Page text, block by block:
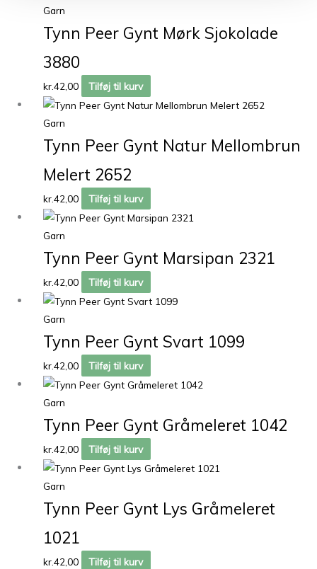
Garn
Tynn Peer Gynt Mørk Sjokolade
3880
kr.42,00 Tilføj til kurv
Garn
Tynn Peer Gynt Natur Mellombrun
Melert 2652
kr.42,00 Tilføj til kurv
Garn
Tynn Peer Gynt Marsipan 2321
kr.42,00 Tilføj til kurv
Garn
Tynn Peer Gynt Svart 1099
kr.42,00 Tilføj til kurv
Garn
Tynn Peer Gynt Gråmeleret 1042
kr.42,00 Tilføj til kurv
Garn
Tynn Peer Gynt Lys Gråmeleret
1021
kr.42,00
Tilføj til kurv